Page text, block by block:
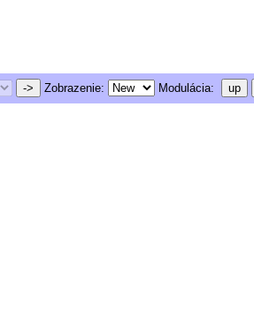
-> Zobrazenie: Modulácia: up